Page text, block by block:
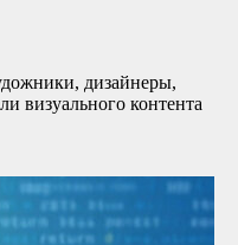
дизайнеры,
визуального контента